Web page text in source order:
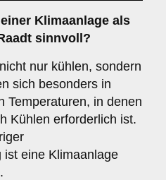
Klimaanlage als
sinnvoll?
nur kühlen, sondern
sich besonders in
Temperaturen, in denen
Kühlen erforderlich ist.
ist eine Klimaanlage